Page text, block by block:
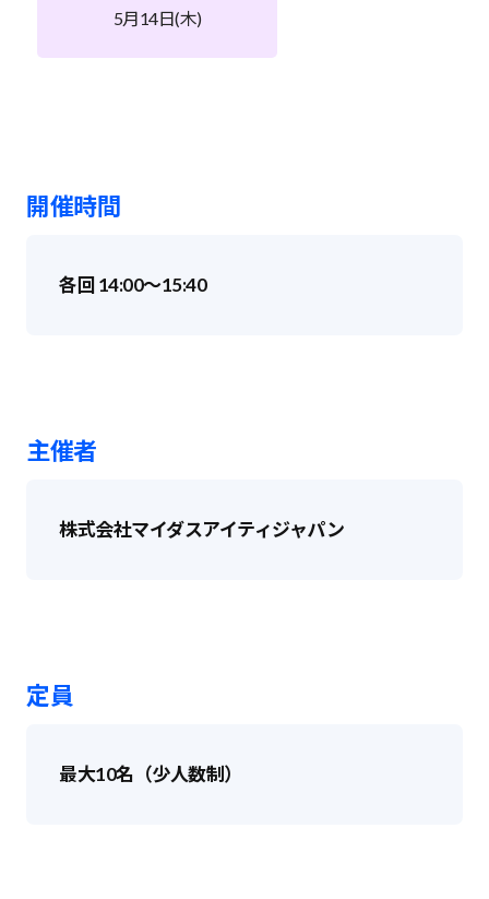
5月14日(木)
開催時間
各回 14:00～15:40
主催者
株式会社マイダスアイティジャパン
定員
最大10名（少人数制）